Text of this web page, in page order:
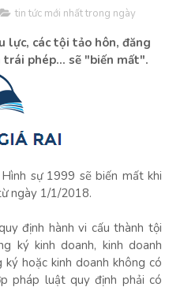
tin tức mới nhất trong ngày
lực, các tội tảo hôn, đăng
phép... sẽ "biến mất".
sự 1999 sẽ biến mất khi
ngày 1/1/2018.
định hành vi cấu thành tội
ký kinh doanh, kinh doanh
hoặc kinh doanh không có
pháp luật quy định phải có